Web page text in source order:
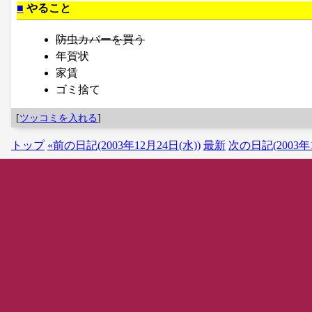
■ やること
防虫カバーを買う
年賀状
家賃
ゴミ捨て
[ツッコミを入れる]
トップ «前の日記(2003年12月24日(水)) 最新 次の日記(2003